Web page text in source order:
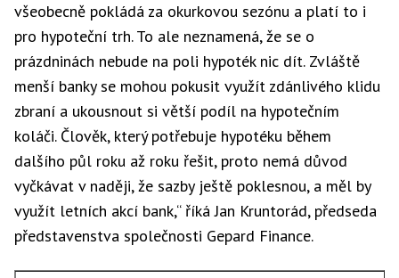
všeobecně pokládá za okurkovou sezónu a platí to i
pro hypoteční trh. To ale neznamená, že se o
prázdninách nebude na poli hypoték nic dít. Zvláště
menší banky se mohou pokusit využít zdánlivého klidu
zbraní a ukousnout si větší podíl na hypotečním
koláči. Člověk, který potřebuje hypotéku během
dalšího půl roku až roku řešit, proto nemá důvod
vyčkávat v naději, že sazby ještě poklesnou, a měl by
využít letních akcí bank,“ říká Jan Kruntorád, předseda
představenstva společnosti Gepard Finance.